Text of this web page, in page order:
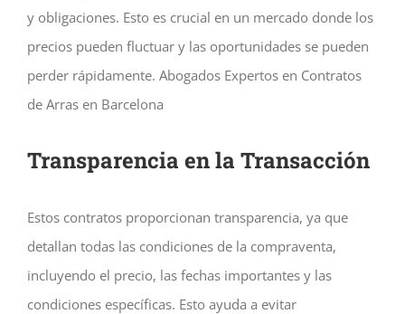
y obligaciones. Esto es crucial en un mercado donde los
precios pueden fluctuar y las oportunidades se pueden
perder rápidamente. Abogados Expertos en Contratos
de Arras en Barcelona
Transparencia en la Transacción
Estos contratos proporcionan transparencia, ya que
detallan todas las condiciones de la compraventa,
incluyendo el precio, las fechas importantes y las
condiciones específicas. Esto ayuda a evitar